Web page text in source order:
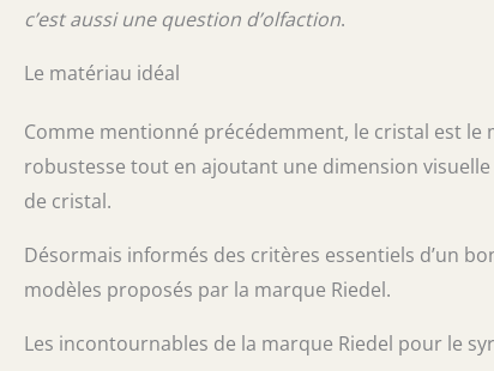
c’est aussi une question d’olfaction.
Le matériau idéal
Comme mentionné précédemment, le cristal est
robustesse tout en ajoutant une dimension
de cristal.
Désormais informés des critères essentiels d’un
modèles proposés par la marque Riedel.
Les incontournables de la marque Riedel pour le